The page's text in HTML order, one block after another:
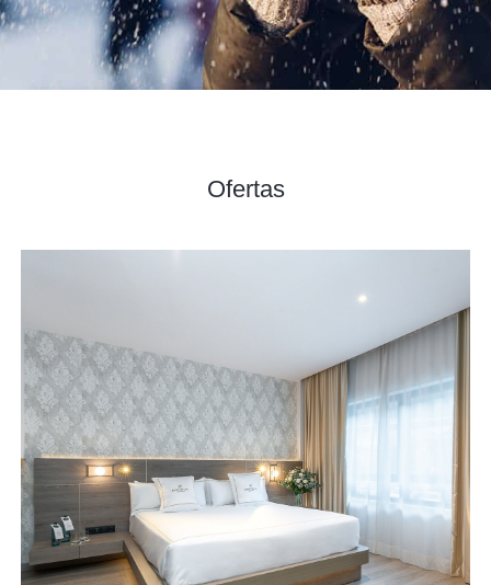
Ofertas